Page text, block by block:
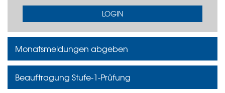
LOGIN
Monatsmeldungen abgeben
Beauftragung Stufe-1-Prüfung